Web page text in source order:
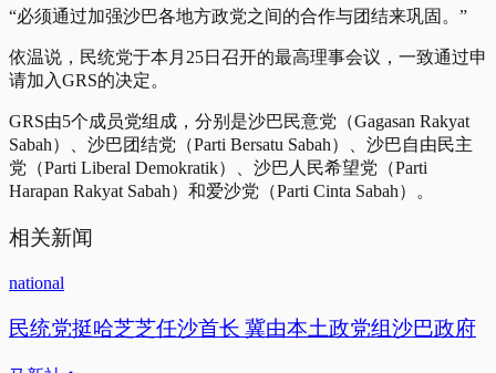
“必须通过加强沙巴各地方政党之间的合作与团结来巩固。”
依温说，民统党于本月25日召开的最高理事会议，一致通过申
请加入GRS的决定。
GRS由5个成员党组成，分别是沙巴民意党（Gagasan Rakyat
Sabah）、沙巴团结党（Parti Bersatu Sabah）、沙巴自由民主
党（Parti Liberal Demokratik）、沙巴人民希望党（Parti
Harapan Rakyat Sabah）和爱沙党（Parti Cinta Sabah）。
相关新闻
national
民统党挺哈芝芝任沙首长 冀由本土政党组沙巴政府